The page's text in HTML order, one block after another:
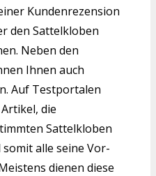
Kundenrezension
den Sattelkloben
Neben den
Ihnen auch
Auf Testportalen
die
Sattelkloben
alle seine Vor-
dienen diese